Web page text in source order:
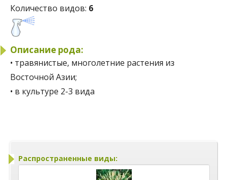
Количество видов: 6
Описание рода:
• травянистые, многолетние растения из
Восточной Азии;
• в культуре 2-3 вида
Распространенные виды: